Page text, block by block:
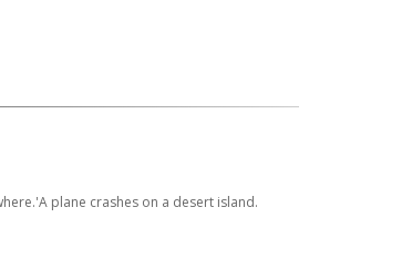
plane crashes on a desert island.